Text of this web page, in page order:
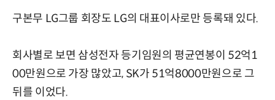
구본무 LG그룹 회장도 LG의 대표이사로만 등록돼 있다.
회사별로 보면 삼성전자 등기임원의 평균연봉이 52억1
00만원으로 가장 많았고, SK가 51억8000만원으로 그
뒤를 이었다.